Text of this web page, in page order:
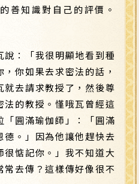
善知識對自己的評價。
：「我很明顯地看到種
你如果去求密法的話，
就去請求教授了，然後尊
的教授。慬哦瓦曾經這
圓滿瑜伽師」：「圓滿
。」因為他讓他趕快去
惦記你。」我不知道大
常去傳？這樣傳好像很不